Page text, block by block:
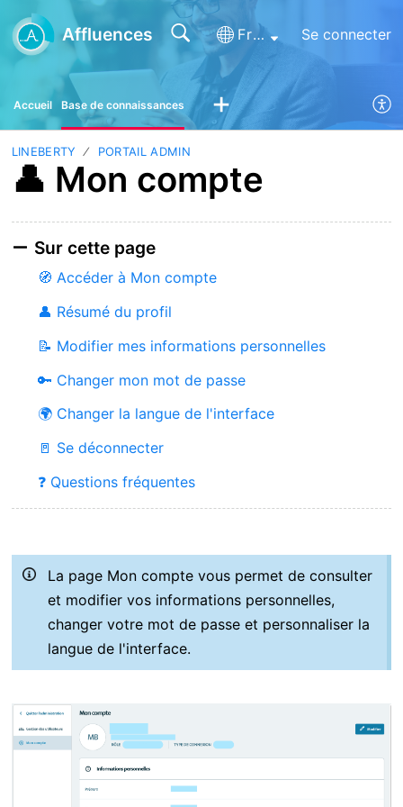
Affluences Français (France) Se connecter
Accueil Base de connaissances
LINEBERTY PORTAIL ADMIN
👤 Mon compte
Sur cette page
🧭 Accéder à Mon compte
👤 Résumé du profil
📝 Modifier mes informations personnelles
🔑 Changer mon mot de passe
🌍 Changer la langue de l'interface
🚪 Se déconnecter
❓ Questions fréquentes
La page Mon compte vous permet de consulter
et modifier vos informations personnelles,
changer votre mot de passe et personnaliser la
langue de l'interface.